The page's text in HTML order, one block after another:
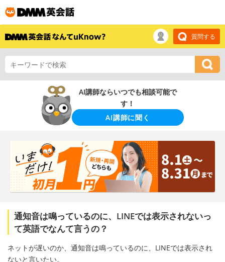
質問する
AI講師ならいつでも相談可能で
す！
AI講師に聞く
通知音は鳴っているのに、LINEでは表示されないっ
て英語でなんて言うの？
ネットが遅いのか、通知音は鳴っているのに、LINEでは表示され
ないと言いたい。